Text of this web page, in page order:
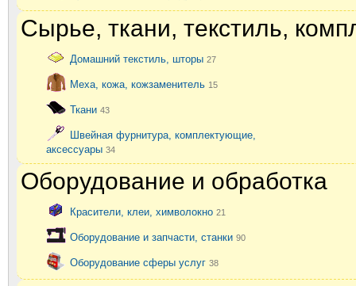
Сырье, ткани, текстиль,
Домашний текстиль, шторы 27
Меха, кожа, кожзаменитель 15
Ткани 43
Швейная фурнитура, комплектующие,
аксессуары 34
Оборудование и обработка
Красители, клеи, химволокно 21
Оборудование и запчасти, станки 90
Оборудование сферы услуг 38